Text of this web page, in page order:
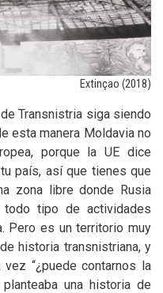
Extinçao (2018)
Transnistria siga siendo
esta manera Moldavia no
porque laUE dice
país, así que tienes que
zona libre donde Rusia
tipo de actividades
Pero es un territorio muy
historia transnistriana, y
“¿puede contarnos la
una historia de